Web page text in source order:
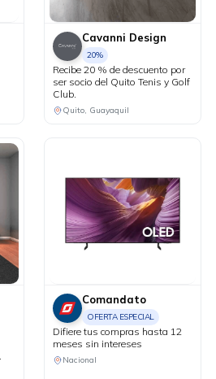
Cavanni Design
20%
Recibe 20 % de descuento por
ser socio del Quito Tenis y Golf
Club.
Quito, Guayaquil
Comandato
OFERTA ESPECIAL
Difiere tus compras hasta 12
meses sin intereses
Nacional